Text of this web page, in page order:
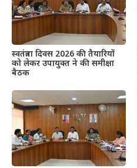
स्वतंत्रता दिवस 2026 की तैयारियों
को लेकर उपायुक्त ने की समीक्षा
बैठक